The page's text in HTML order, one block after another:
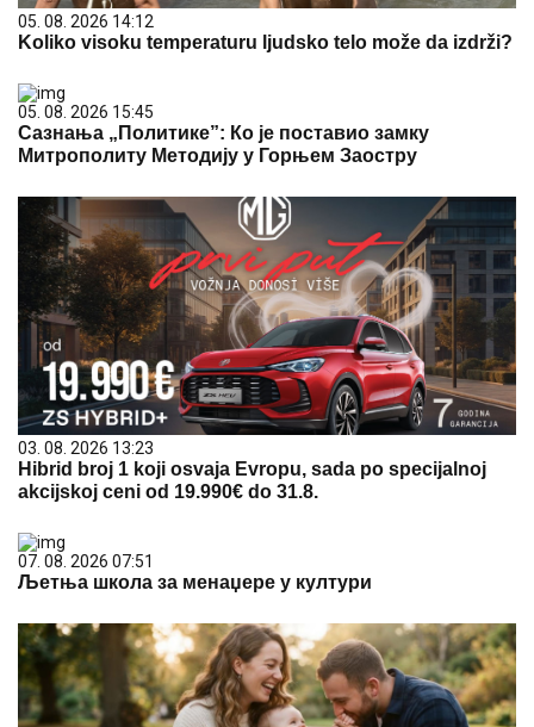
05. 08. 2026 14:12
Koliko visoku temperaturu ljudsko telo može da izdrži?
05. 08. 2026 15:45
Сазнања „Политике”: Ко је поставио замку
Митрополиту Методију у Горњем Заостру
03. 08. 2026 13:23
Hibrid broj 1 koji osvaja Evropu, sada po specijalnoj
akcijskoj ceni od 19.990€ do 31.8.
07. 08. 2026 07:51
Љетња школа за менаџере у култури